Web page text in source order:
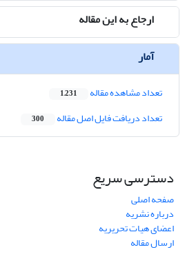
ارجاع به این مقاله
آمار
تعداد مشاهده مقاله 1,231
تعداد دریافت فایل اصل مقاله 300
دسترسی سریع
صفحه اصلی
درباره نشریه
اعضای هیات تحریریه
ارسال مقاله